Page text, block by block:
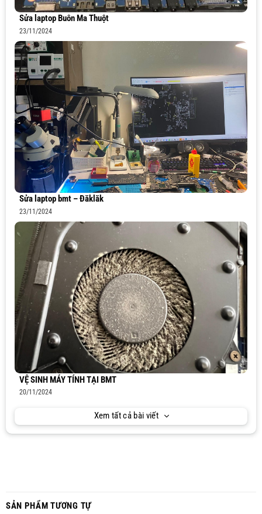
Sửa laptop Buôn Ma Thuột
23/11/2024
Sửa laptop bmt – Đăklăk
23/11/2024
VỆ SINH MÁY TÍNH TẠI BMT
20/11/2024
Xem tất cả bài viết
SẢN PHẨM TƯƠNG TỰ